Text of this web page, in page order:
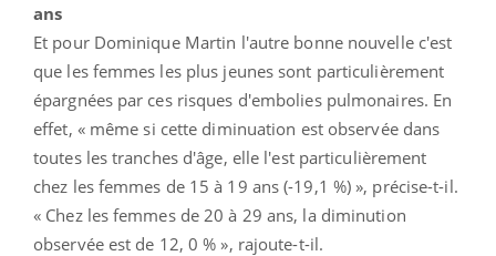
ans
Et pour Dominique Martin l'autre bonne nouvelle c'est
que les femmes les plus jeunes sont particulièrement
épargnées par ces risques d'embolies pulmonaires. En
effet, « même si cette diminuation est observée dans
toutes les tranches d'âge, elle l'est particulièrement
chez les femmes de 15 à 19 ans (-19,1 %) », précise-t-il.
« Chez les femmes de 20 à 29 ans, la diminution
observée est de 12, 0 % », rajoute-t-il.